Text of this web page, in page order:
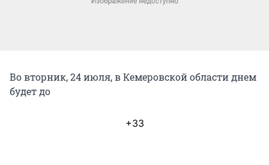
Во вторник, 24 июля, в Кемеровской области днем
будет до
+33